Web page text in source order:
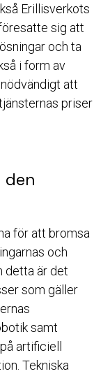
Erillisverkots
sig att
och ta
i form av
att
priser
den
för att bromsa
och
detta är det
som gäller
samt
artificiell
Tekniska